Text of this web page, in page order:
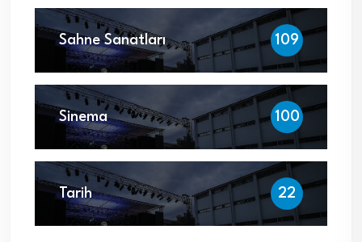
Sahne Sanatları 109
Sinema 100
Tarih 22